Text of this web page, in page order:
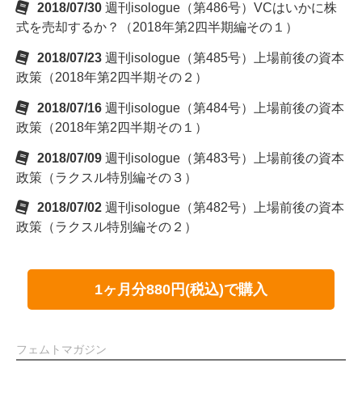
2018/07/30 週刊isologue（第486号）VCはいかに株
式を売却するか？（2018年第2四半期編その１）
2018/07/23 週刊isologue（第485号）上場前後の資本
政策（2018年第2四半期その２）
2018/07/16 週刊isologue（第484号）上場前後の資本
政策（2018年第2四半期その１）
2018/07/09 週刊isologue（第483号）上場前後の資本
政策（ラクスル特別編その３）
2018/07/02 週刊isologue（第482号）上場前後の資本
政策（ラクスル特別編その２）
1ヶ月分880円(税込)で購入
フェムトマガジン